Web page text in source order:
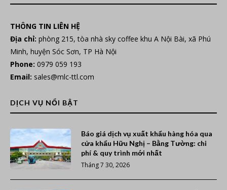
THÔNG TIN LIÊN HỆ
Địa chỉ: phòng 215, tòa nhà sky coffee khu A Nội Bài, xã Phú
Minh, huyện Sóc Sơn, TP Hà Nội
Phone: 0979 059 193
Email: sales@mlc-ttl.com
DỊCH VỤ NỔI BẬT
Báo giá dịch vụ xuất khẩu hàng hóa qua
cửa khẩu Hữu Nghị – Bằng Tường: chi
phí & quy trình mới nhất
Tháng 7 30, 2026